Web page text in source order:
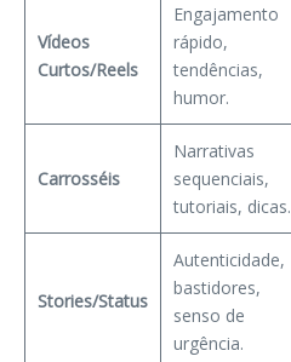
Vídeos
Curtos/Reels
Engajamento
rápido,
tendências,
humor.
Carrosséis
Narrativas
sequenciais,
tutoriais, dicas.
Stories/Status
Autenticidade,
bastidores,
senso de
urgência.